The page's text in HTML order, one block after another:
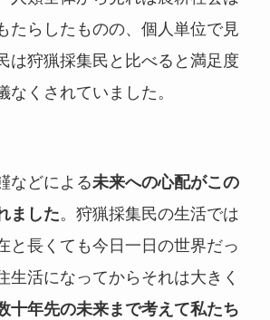
たらしたものの、個人単位で見
は狩猟採集民と比べると満足度
なくされていました。
などによる未来への心配がこの
ました。狩猟採集民の生活では
と長くても今日一日の世界だっ
生活になってからそれは大きく
十年先の未来まで考えて私たち